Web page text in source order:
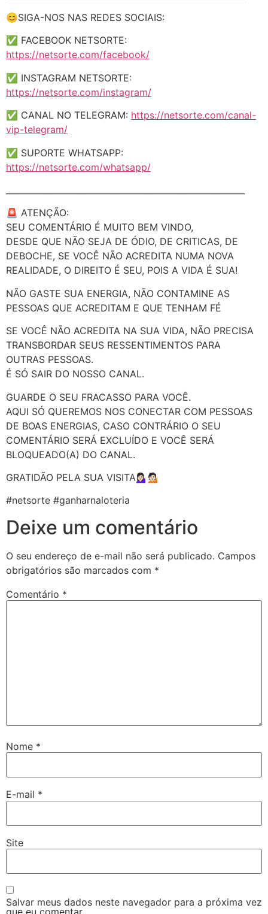
😊SIGA-NOS NAS REDES SOCIAIS:
✅ FACEBOOK NETSORTE:
https://netsorte.com/facebook/
✅ INSTAGRAM NETSORTE:
https://netsorte.com/instagram/
✅ CANAL NO TELEGRAM: https://netsorte.com/canal-
vip-telegram/
✅ SUPORTE WHATSAPP:
https://netsorte.com/whatsapp/
🚨 ATENÇÃO:
SEU COMENTÁRIO É MUITO BEM VINDO,
DESDE QUE NÃO SEJA DE ÓDIO, DE CRITICAS, DE
DEBOCHE, SE VOCÊ NÃO ACREDITA NUMA NOVA
REALIDADE, O DIREITO É SEU, POIS A VIDA É SUA!
NÃO GASTE SUA ENERGIA, NÃO CONTAMINE AS
PESSOAS QUE ACREDITAM E QUE TENHAM FÉ
SE VOCÊ NÃO ACREDITA NA SUA VIDA, NÃO PRECISA
TRANSBORDAR SEUS RESSENTIMENTOS PARA
OUTRAS PESSOAS.
É SÓ SAIR DO NOSSO CANAL.
GUARDE O SEU FRACASSO PARA VOCÊ.
AQUI SÓ QUEREMOS NOS CONECTAR COM PESSOAS
DE BOAS ENERGIAS, CASO CONTRÁRIO O SEU
COMENTÁRIO SERÁ EXCLUÍDO E VOCÊ SERÁ
BLOQUEADO(A) DO CANAL.
GRATIDÃO PELA SUA VISITA💁🏻‍♀️💁🏻
#netsorte #ganharnaloteria
Deixe um comentário
O seu endereço de e-mail não será publicado. Campos
obrigatórios são marcados com *
Comentário *
Nome *
E-mail *
Site
Salvar meus dados neste navegador para a próxima vez
que eu comentar.